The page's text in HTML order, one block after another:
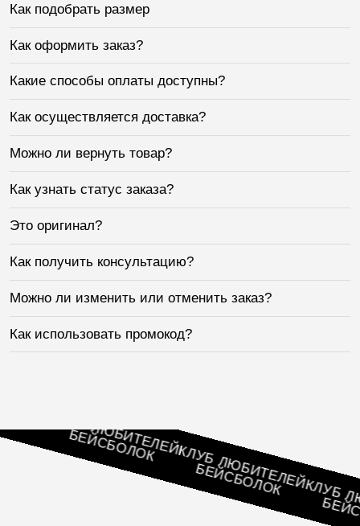
Как подобрать размер
Как оформить заказ?
Какие способы оплаты доступны?
Как осуществляется доставка?
Можно ли вернуть товар?
Как узнать статус заказа?
Это оригинал?
Как получить консультацию?
Можно ли изменить или отменить заказ?
Как использовать промокод?
КЛУБ ЛЮБИТЕЛЕЙ
БЕЙСБОЛОК КЛУБ ЛЮБИТЕЛЕЙ
БЕЙСБОЛОК КЛУБ